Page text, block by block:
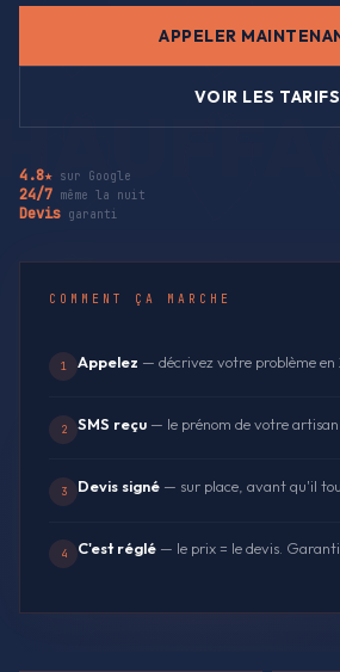
APPELER
VOIR LES TARIFS
4.8★ sur Google
24/7 même la nuit
Devis garanti
COMMENT ÇA MARCHE
1 Appelez — décrivez votre problème en
2 SMS reçu — le prénom de votre artisan
3 Devis signé — sur place, avant qu'il
4 C'est réglé — le prix = le devis. Garanti